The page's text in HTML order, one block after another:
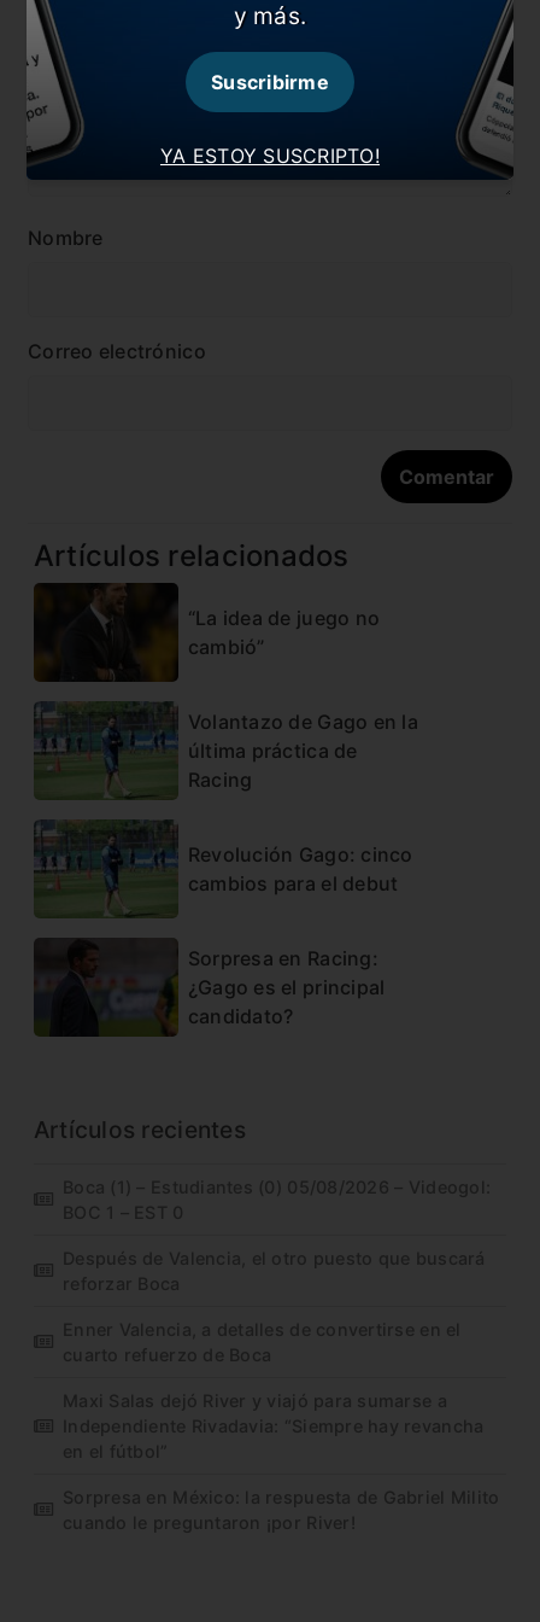
Nombre
Correo electrónico
Artículos relacionados
“La idea de juego no
cambió”
Volantazo de Gago en la
última práctica de
Racing
Revolución Gago: cinco
cambios para el debut
Sorpresa en Racing:
¿Gago es el principal
candidato?
Artículos recientes
Boca (1) – Estudiantes (0) 05/08/2026 – Videogol:
BOC 1 – EST 0
Después de Valencia, el otro puesto que buscará
reforzar Boca
Enner Valencia, a detalles de convertirse en el
cuarto refuerzo de Boca
Maxi Salas dejó River y viajó para sumarse a
Independiente Rivadavia: “Siempre hay revancha
en el fútbol”
Sorpresa en México: la respuesta de Gabriel Milito
cuando le preguntaron ¡por River!
YA ESTOY SUSCRIPTO!
y más.
Suscribirme